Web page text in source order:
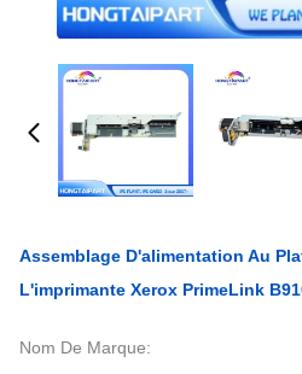
Assemblage D'alimentation Au
L'imprimante Xerox PrimeLink
Nom De Marque: